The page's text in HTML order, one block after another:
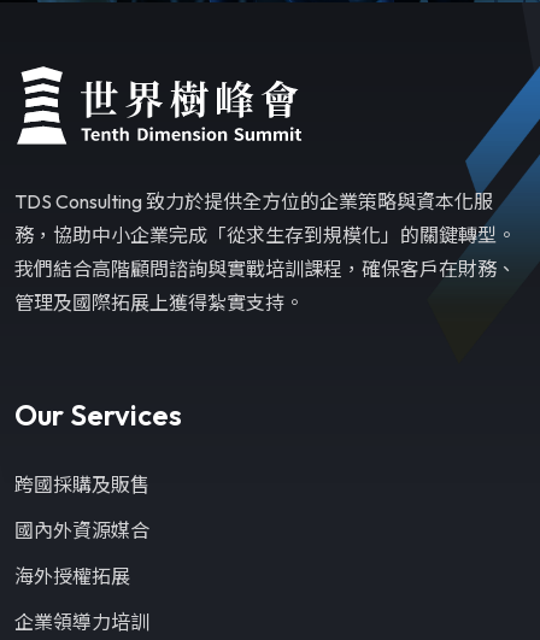
TDS Consulting 致力於提供全方位的企業策略與資本化服
務，協助中小企業完成「從求生存到規模化」的關鍵轉型。
我們結合高階顧問諮詢與實戰培訓課程，確保客戶在財務、
管理及國際拓展上獲得紮實支持。
Our Services
跨國採購及販售
國內外資源媒合
海外授權拓展
企業領導力培訓